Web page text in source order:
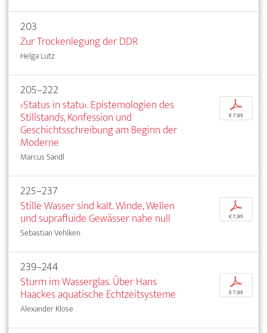
203
Zur Trockenlegung der DDR
Helga Lutz
205–222
›Status in statu‹. Epistemologien des
Stillstands, Konfession und
Geschichtsschreibung am Beginn der
Moderne
Marcus Sandl
p
€ 7,95
225–237
Stille Wasser sind kalt. Winde, Wellen
und suprafluide Gewässer nahe null
Sebastian Vehlken
p
€ 7,95
239–244
Sturm im Wasserglas. Über Hans
Haackes aquatische Echtzeitsysteme
Alexander Klose
p
€ 7,95